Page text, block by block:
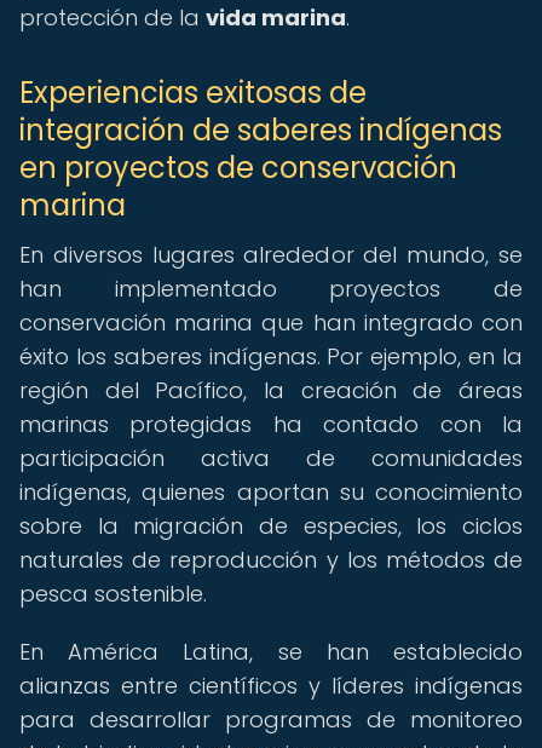
protección de la vida marina.
Experiencias exitosas de
integración de saberes indígenas
en proyectos de conservación
marina
En diversos lugares alrededor del mundo, se
han implementado proyectos de
conservación marina que han integrado con
éxito los saberes indígenas. Por ejemplo, en la
región del Pacífico, la creación de áreas
marinas protegidas ha contado con la
participación activa de comunidades
indígenas, quienes aportan su conocimiento
sobre la migración de especies, los ciclos
naturales de reproducción y los métodos de
pesca sostenible.
En América Latina, se han establecido
alianzas entre científicos y líderes indígenas
para desarrollar programas de monitoreo